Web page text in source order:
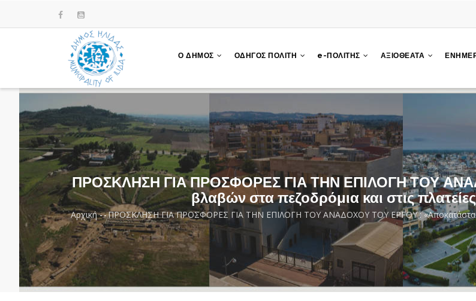
Ο ΔΗΜΟΣ ΟΔΗΓΟΣ ΠΟΛΙΤΗ e-ΠΟΛΙΤΗΣ ΑΞΙΟΘΕΑΤΑ
ΠΡΟΣΚΛΗΣΗ ΓΙΑ ΠΡΟΣΦΟΡΕΣ ΓΙΑ ΤΗΝ ΕΠΙΛΟΓΗ ΤΟΥ
βλαβών στα πεζοδρόμια και στις
Breadcrumb
Αρχική --ΠΡΟΣΚΛΗΣΗ ΓΙΑ ΠΡΟΣΦΟΡΕΣ ΓΙΑ ΤΗΝ ΕΠΙΛΟΓΗ ΤΟΥ ΑΝΑΔΟΧΟΥ ΤΟΥ ΕΡΓΟΥ :